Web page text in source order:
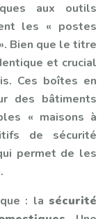
aux outils
les « postes
Bien que le titre
et crucial
Ces boîtes en
des bâtiments
« maisons à
de sécurité
permet de les
: la sécurité